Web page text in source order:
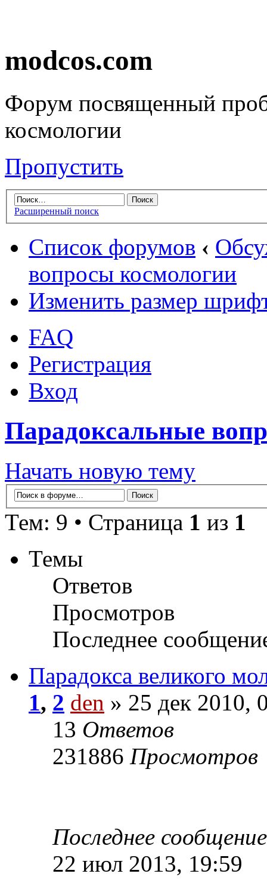
modcos.com
Форум посвященный
космологии
Пропустить
Расширенный поиск
Список форумов ‹
вопросы космологии
Изменить размер
FAQ
Регистрация
Вход
Парадоксальные
Начать новую тему
Тем: 9 • Страница 1 из 1
Темы
Ответов
Просмотров
Последнее
Парадокса великого
1, 2 den » 25 дек 2010,
13 Ответов
231886 Просмотров
Последнее
22 июл 2013, 19:59